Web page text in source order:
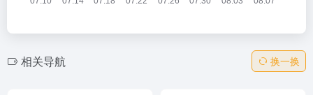
相关导航 换一换